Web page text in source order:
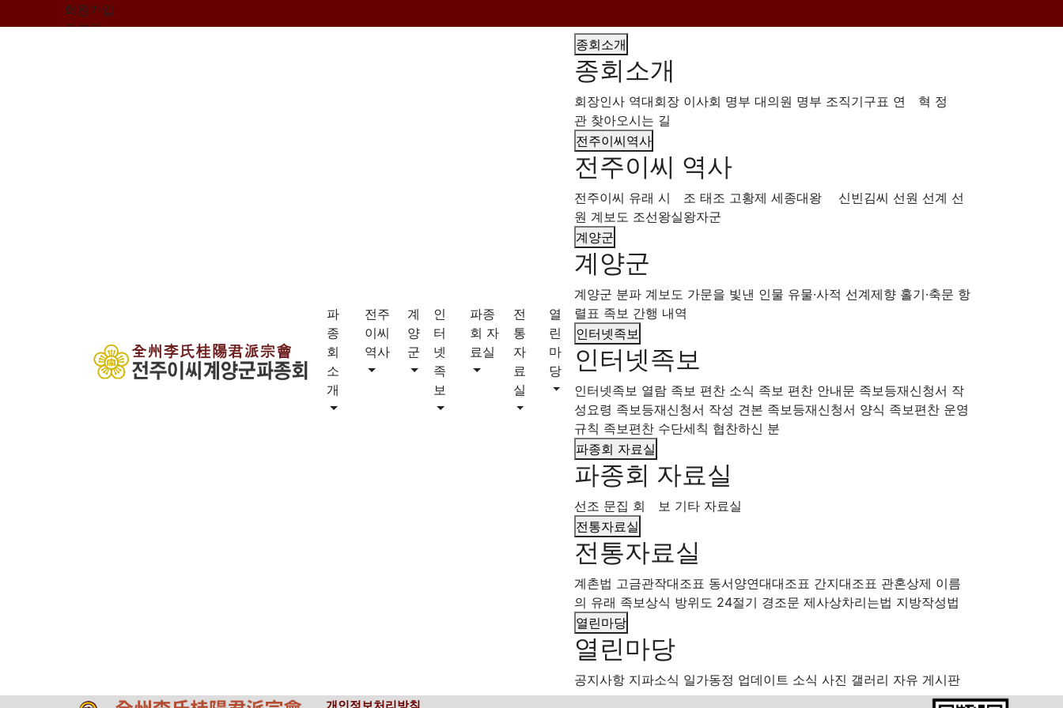
회원가입
로그인
파
종
회
소
개
전주
이씨
역사
계
양
군
인
터
넷
족
보
파종
회 자
료실
전
통
자
료
실
열
린
마
당
종회소개
종회소개
회장인사 역대회장 이사회 명부 대의원 명부 조직기구표 연 혁 정
관 찾아오시는 길
전주이씨역사
전주이씨 역사
전주이씨 유래 시 조 태조 고황제 세종대왕 신빈김씨 선원 선계 선
원 계보도 조선왕실왕자군
계양군
계양군
계양군 분파 계보도 가문을 빛낸 인물 유물·사적 선계제향 홀기·축문 항
렬표 족보 간행 내역
인터넷족보
인터넷족보
인터넷족보 열람 족보 편찬 소식 족보 편찬 안내문 족보등재신청서 작
성요령 족보등재신청서 작성 견본 족보등재신청서 양식 족보편찬 운영
규칙 족보편찬 수단세칙 협찬하신 분
파종회 자료실
파종회 자료실
선조 문집 회 보 기타 자료실
전통자료실
전통자료실
계촌법 고금관작대조표 동서양연대대조표 간지대조표 관혼상제 이름
의 유래 족보상식 방위도 24절기 경조문 제사상차리는법 지방작성법
열린마당
열린마당
공지사항 지파소식 일가동정 업데이트 소식 사진 갤러리 자유 게시판
열린마당 일가동정
HOME > 일가동정
글쓴이
게시물이 없습니다.